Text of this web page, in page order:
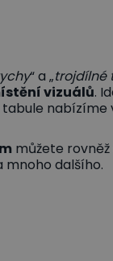
“ a „trojdílné
vizuálů.
tabule nabízíme
můžete
mnoho dalšího.